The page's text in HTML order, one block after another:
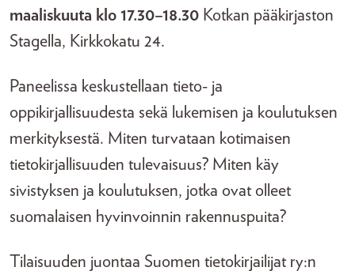
maaliskuuta klo 17.30–18.30 Kotkan pääkirjaston
Stagella, Kirkkokatu 24.
Paneelissa keskustellaan tieto- ja
oppikirjallisuudesta sekä lukemisen ja koulutuksen
merkityksestä. Miten turvataan kotimaisen
tietokirjallisuuden tulevaisuus? Miten käy
sivistyksen ja koulutuksen, jotka ovat olleet
suomalaisen hyvinvoinnin rakennuspuita?
Tilaisuuden juontaa Suomen tietokirjailijat ry:n